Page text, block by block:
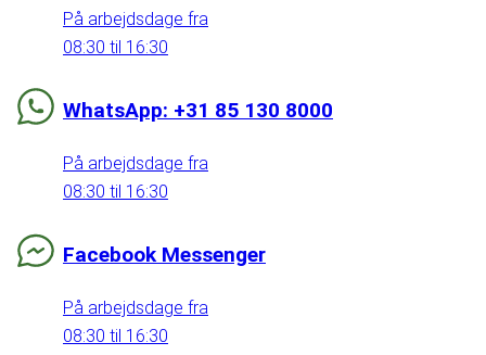
På arbejdsdage fra
08:30 til 16:30
WhatsApp: +31 85 130 8000
På arbejdsdage fra
08:30 til 16:30
Facebook Messenger
På arbejdsdage fra
08:30 til 16:30